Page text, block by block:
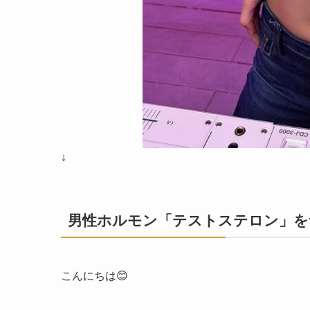
↓
男性ホルモン「テストステロン」
こんにちは😊